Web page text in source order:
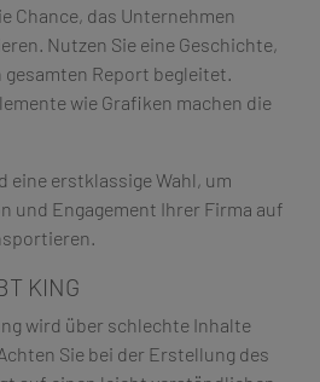
Chance, das Unternehmen
Nutzen Sie eine Geschichte,
gesamten Report begleitet.
wie Grafiken machen die
eine erstklassige Wahl, um
und Engagement Ihrer Firma auf
KING
wird über schlechte Inhalte
Sie bei der Erstellung des